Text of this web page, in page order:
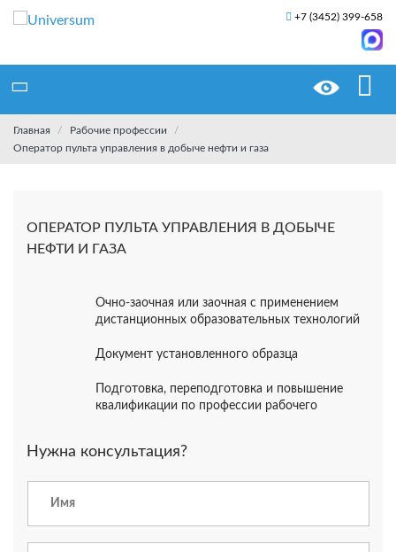
+7 (3452) 399-658
Главная
Рабочие профессии
Оператор пульта управления в добыче нефти и газа
ОПЕРАТОР ПУЛЬТА УПРАВЛЕНИЯ В ДОБЫЧЕ
НЕФТИ И ГАЗА
Очно-заочная или заочная с применением
дистанционных образовательных технологий
Документ установленного образца
Подготовка, переподготовка и повышение
квалификации по профессии рабочего
Нужна консультация?